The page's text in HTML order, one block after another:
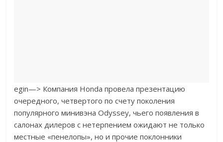
egin—> Компания Honda провела презентацию
очередного, четвертого по счету поколения
популярного минивэна Odyssey, чьего появления в
салонах дилеров с нетерпением ожидают не только
местные «пенелопы», но и прочие поклонники